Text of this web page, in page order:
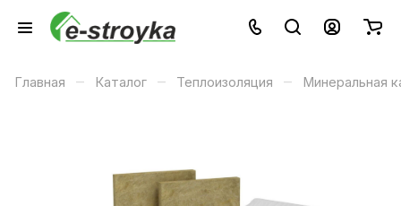
Главная – Каталог – Теплоизоляция – Минеральная